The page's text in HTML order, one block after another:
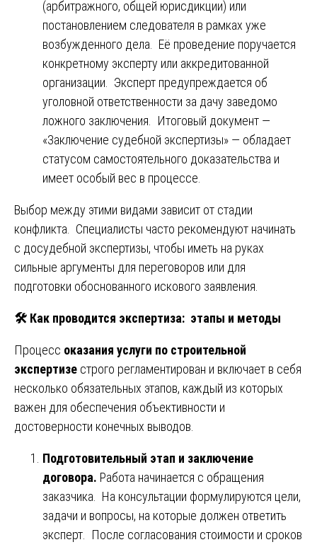
(арбитражного, общей юрисдикции) или
постановлением следователя в рамках уже
возбужденного дела. Её проведение поручается
конкретному эксперту или аккредитованной
организации. Эксперт предупреждается об
уголовной ответственности за дачу заведомо
ложного заключения. Итоговый документ —
«Заключение судебной экспертизы» — обладает
статусом самостоятельного доказательства и
имеет особый вес в процессе.
Выбор между этими видами зависит от стадии
конфликта. Специалисты часто рекомендуют начинать
с досудебной экспертизы, чтобы иметь на руках
сильные аргументы для переговоров или для
подготовки обоснованного искового заявления.
🛠 ️ Как проводится экспертиза: этапы и методы
Процесс оказания услуги по строительной
экспертизе строго регламентирован и включает в себя
несколько обязательных этапов, каждый из которых
важен для обеспечения объективности и
достоверности конечных выводов.
Подготовительный этап и заключение
договора. Работа начинается с обращения
заказчика. На консультации формулируются цели,
задачи и вопросы, на которые должен ответить
эксперт. После согласования стоимости и сроков